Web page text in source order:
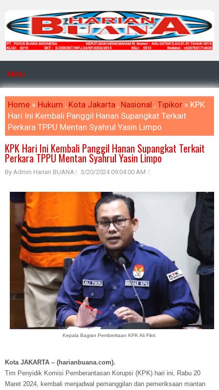
MENU
Home » Hukum , Kota Jakarta , Nasional , Tipikor » KPK
Hari Ini Kembali Panggil Hanan Supangkat Terkait
Perkara TPPU Mentan Syahrul Yasin Limpo
KPK Hari Ini Kembali Panggil Hanan Supangkat Terkait
Perkara TPPU Mentan Syahrul Yasin Limpo
By Admin Harian BUANA 3/20/2024 09:04:00 AM
Kepala Bagian Pemberitaan KPK Ali Fikri.
Kota JAKARTA – (harianbuana.com).
Tim Penyidik Komisi Pemberantasan Korupsi (KPK) hari ini, Rabu 20
Maret 2024, kembali menjadwal pemanggilan dan pemeriksaan mantan